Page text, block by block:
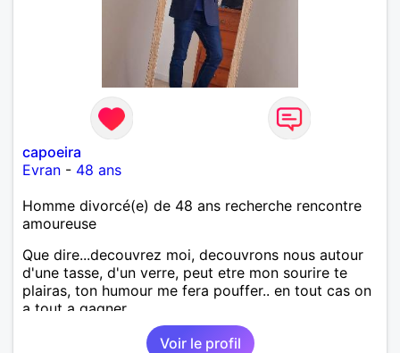
capoeira
Evran - 48 ans
Homme divorcé(e) de 48 ans recherche rencontre
amoureuse
Que dire...decouvrez moi, decouvrons nous autour
d'une tasse, d'un verre, peut etre mon sourire te
plairas, ton humour me fera pouffer.. en tout cas on
a tout a gagner.
Voir le profil